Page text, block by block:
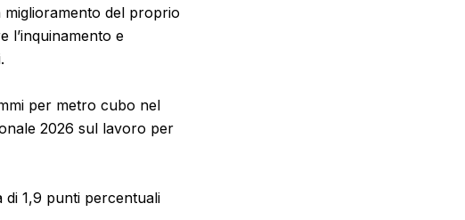
miglioramento del proprio
l’inquinamento e
per metro cubo nel
2026 sul lavoro per
di 1,9 punti percentuali